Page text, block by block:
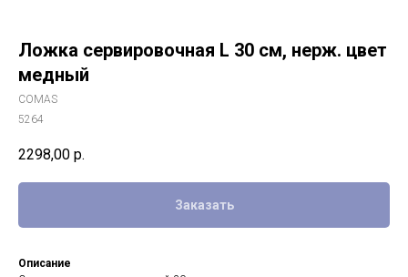
Ложка сервировочная L 30 см, нерж. цвет
медный
COMAS
5264
2298,00 р.
Заказать
Описание